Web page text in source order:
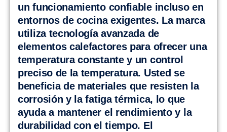
un funcionamiento confiable incluso en
entornos de cocina exigentes. La marca
utiliza tecnología avanzada de
elementos calefactores para ofrecer una
temperatura constante y un control
preciso de la temperatura. Usted se
beneficia de materiales que resisten la
corrosión y la fatiga térmica, lo que
ayuda a mantener el rendimiento y la
durabilidad con el tiempo. El